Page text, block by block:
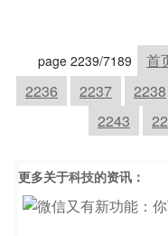
page 2239/7189 首
2236
2237 2238
2243
更多关于科技的资讯：